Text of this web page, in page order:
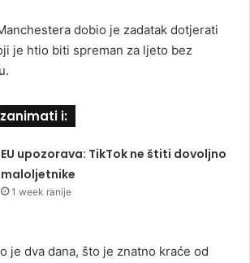
dobio je zadatak dotjerati
je htio biti spreman za ljeto bez
i:
EU upozorava: TikTok ne štiti dovoljno
maloljetnike
1 week ranije
je dva dana, što je znatno kraće od